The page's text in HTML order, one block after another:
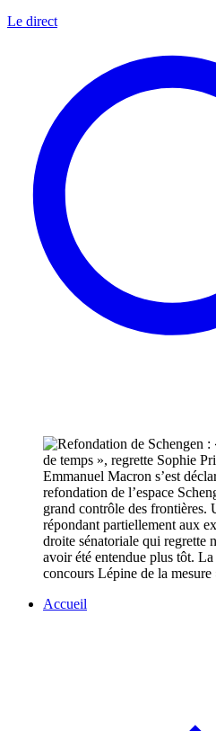
Le direct
Emmanuel Macron s’est
refondation de l’espace
grand contrôle des frontières.
répondant partiellement aux
droite sénatoriale qui regrette
avoir été entendue plus tôt.
concours Lépine de la mesure
Accueil